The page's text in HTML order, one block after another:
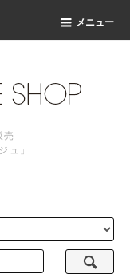
メニュー
売
ュ」